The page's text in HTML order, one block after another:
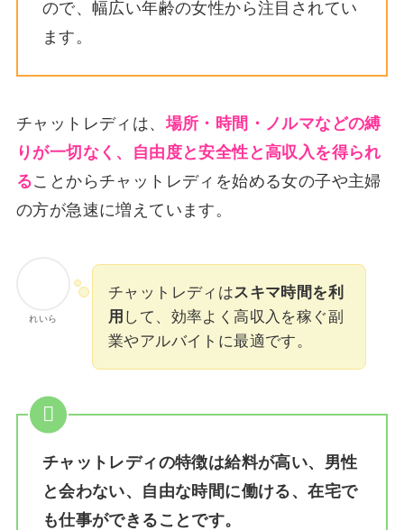
ので、幅広い年齢の女性から注目されてい
ます。
チャットレディは、場所・時間・ノルマなどの縛
りが一切なく、自由度と安全性と高収入を得られ
ることからチャットレディを始める女の子や主婦
の方が急速に増えています。
れいら
チャットレディはスキマ時間を利
用 して、効率よく高収入を稼ぐ副
業やアルバイトに最適です。
チャットレディの特徴は給料が高い、男性
と会わない、自由な時間に働ける、在宅で
も仕事ができることです。